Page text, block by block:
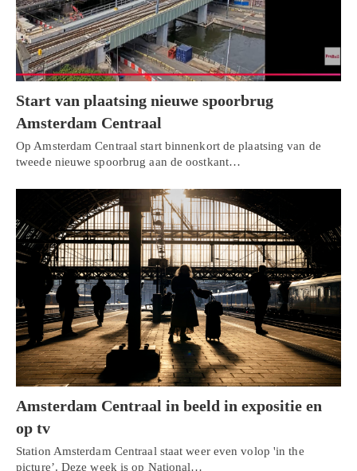
Start van plaatsing nieuwe spoorbrug
Amsterdam Centraal
Op Amsterdam Centraal start binnenkort de plaatsing van de
tweede nieuwe spoorbrug aan de oostkant…
Amsterdam Centraal in beeld in expositie en
op tv
Station Amsterdam Centraal staat weer even volop 'in the
picture’. Deze week is op National…